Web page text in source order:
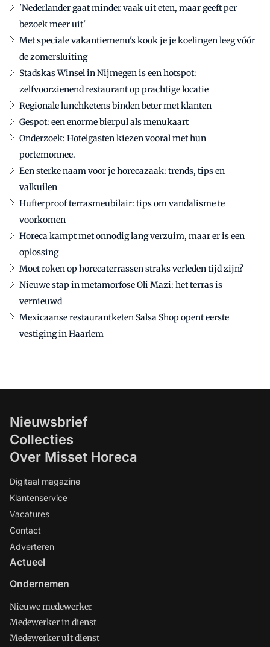
'Nederlander gaat minder vaak uit eten, maar geeft per
bezoek meer uit'
Met speciale vakantiemenu's kook je je koelingen leeg vóór
de zomersluiting
Stadskas Winsel in Nijmegen is een hotspot:
zelfvoorzienend restaurant op prachtige locatie
Regionale lunchketens binden beter met klanten
Gespot: een enorme bierpul als menukaart
Onderzoek: Hotelgasten kiezen vooral met hun
portemonnee.
Een sterke naam voor je horecazaak: trends, tips en
valkuilen
Hufterproof terrasmeubilair: tips om vandalisme te
voorkomen
Horeca kampt met onnodig lang verzuim, maar er is een
oplossing
Moet roken op horecaterrassen straks verleden tijd zijn?
Nieuwe stap in metamorfose Oli Mazi: het terras is
vernieuwd
Mexicaanse restaurantketen Salsa Shop opent eerste
vestiging in Haarlem
Nieuwsbrief
Collecties
Over Misset Horeca
Digitaal magazine
Klantenservice
Vacatures
Contact
Adverteren
Actueel
Ondernemen
Nieuwe medewerker
Medewerker in dienst
Medewerker uit dienst